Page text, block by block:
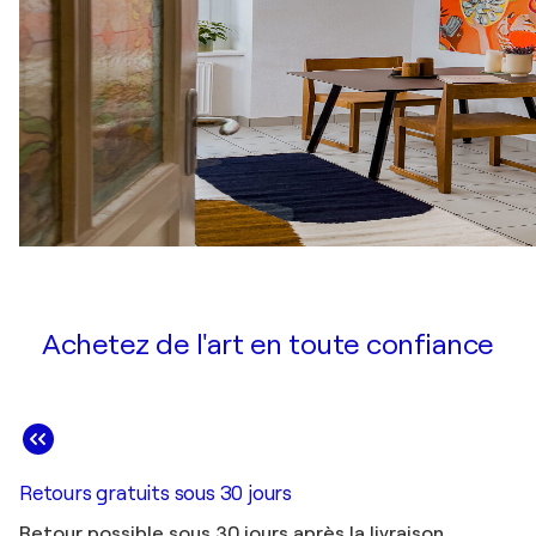
Achetez de l'art en toute confiance
Retours gratuits sous 30 jours